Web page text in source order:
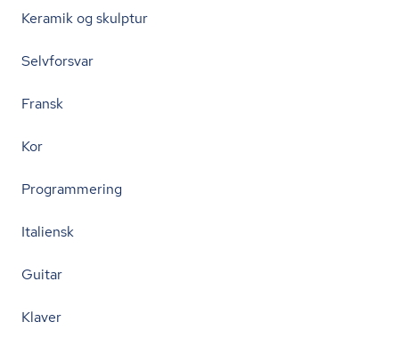
Keramik og skulptur
Selvforsvar
Fransk
Kor
Programmering
Italiensk
Guitar
Klaver